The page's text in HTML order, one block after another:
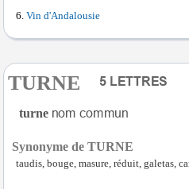
Vin d'Andalousie
TURNE
turne
Synonyme de TURNE
taudis, bouge, masure, réduit, galetas,